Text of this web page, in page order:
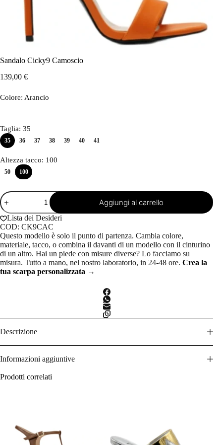
Sandalo Cicky9 Camoscio
139,00 €
Colore: Arancio
Taglia: 35
35 36 37 38 39 40 41
Altezza tacco: 100
50 100
Sandalo
Cicky9
Camoscio
quantità
Aggiungi al carrello
Lista dei Desideri
COD: CK9CAC
Questo modello è solo il punto di partenza. Cambia colore,
materiale, tacco, o combina il davanti di un modello con il cinturino
di un altro. Hai un piede con misure diverse? Lo facciamo su
misura. Tutto a mano, nel nostro laboratorio, in 24-48 ore. Crea la
tua scarpa personalizzata →
Descrizione
Informazioni aggiuntive
Prodotti correlati